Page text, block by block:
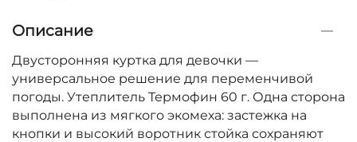
Описание
Двусторонняя куртка для девочки —
универсальное решение для переменчивой
погоды. Утеплитель Термофин 60 г. Одна сторона
выполнена из мягкого экомеха: застежка на
кнопки и высокий воротник стойка сохраняют